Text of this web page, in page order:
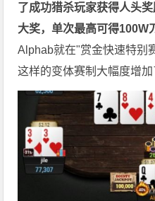
了成功猎杀玩家获得人头
大奖，单次最高可得100W
Alphab就在"赏金快速特别
这样的变体赛制大幅度增加